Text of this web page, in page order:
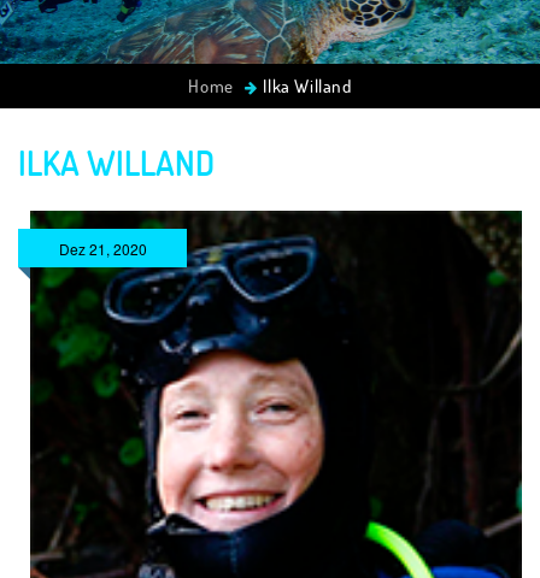
Home Ilka Willand
ILKA WILLAND
Dez 21, 2020